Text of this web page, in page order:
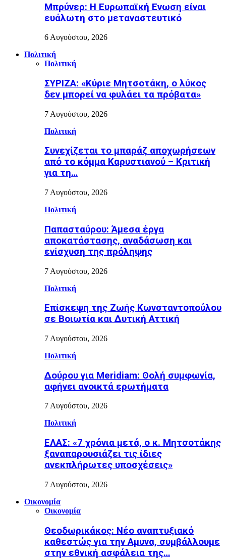
Μπρύνερ: Η Ευρωπαϊκή Ενωση είναι
ευάλωτη στο μεταναστευτικό
6 Αυγούστου, 2026
Πολιτική
Πολιτική
ΣΥΡΙΖΑ: «Κύριε Μητσοτάκη, ο λύκος
δεν μπορεί να φυλάει τα πρόβατα»
7 Αυγούστου, 2026
Πολιτική
Συνεχίζεται το μπαράζ αποχωρήσεων
από το κόμμα Καρυστιανού – Κριτική
για τη…
7 Αυγούστου, 2026
Πολιτική
Παπασταύρου: Άμεσα έργα
αποκατάστασης, αναδάσωση και
ενίσχυση της πρόληψης
7 Αυγούστου, 2026
Πολιτική
Επίσκεψη της Ζωής Κωνσταντοπούλου
σε Βοιωτία και Δυτική Αττική
7 Αυγούστου, 2026
Πολιτική
Δούρου για Meridiam: Θολή συμφωνία,
αφήνει ανοικτά ερωτήματα
7 Αυγούστου, 2026
Πολιτική
ΕΛΑΣ: «7 χρόνια μετά, ο κ. Μητσοτάκης
ξαναπαρουσιάζει τις ίδιες
ανεκπλήρωτες υποσχέσεις»
7 Αυγούστου, 2026
Οικονομία
Οικονομία
Θεοδωρικάκος: Νέο αναπτυξιακό
καθεστώς για την Αμυνα, συμβάλλουμε
στην εθνική ασφάλεια της…